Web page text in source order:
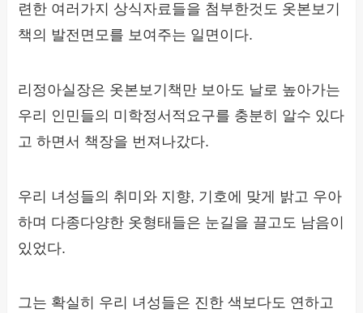
련한 여러가지 상식자료들을 첨부한것도 옷본보기
책의 발전면모를 보여주는 일면이다.
리정아실장은 옷본보기책만 보아도 날로 높아가는
우리 인민들의 미학정서적요구를 충분히 알수 있다
고 하면서 책장을 번져나갔다.
우리 녀성들의 취미와 지향, 기호에 맞게 밝고 우아
하며 다종다양한 옷형태들은 눈길을 끌고도 남음이
있었다.
그는 확실히 우리 녀성들은 진한 색보다도 연하고